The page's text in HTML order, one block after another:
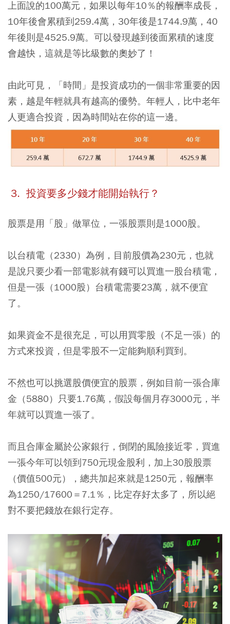
上面說的100萬元，如果以每年10％的報酬率成長，
10年後會累積到259.4萬，30年後是1744.9萬，40
年後則是4525.9萬。可以發現越到後面累積的速度
會越快，這就是等比級數的奧妙了！
由此可見，
「時間」是投資成功的一個非常重要的因
素，越是年輕就具有越高的優勢。年輕人，比中老年
人更適合投資，因為時間站在你的這一邊。
3. 投資要多少錢才能開始執行？
股票是用「股」做單位，一張股票則是1000股。
以台積電（2330）為例，目前股價為230元，也就
是說只要少看一部電影就有錢可以買進一股台積電，
但是一張（1000股）台積電需要23萬，就不便宜
了。
如果資金不是很充足，可以用買零股（不足一張）的
方式來投資，但是零股不一定能夠順利買到。
不然也可以挑選股價便宜的股票，例如目前一張合庫
金（5880）只要1.76萬，假設每個月存3000元，半
年就可以買進一張了。
而且合庫金屬於公家銀行，倒閉的風險接近零，買進
一張今年可以領到750元現金股利，加上30股股票
（價值500元），總共加起來就是1250元，報酬率
為1250/17600＝7.1％，比定存好太多了，所以絕
對不要把錢放在銀行定存。